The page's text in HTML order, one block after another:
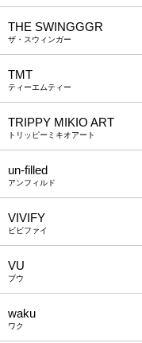
THE SWINGGGR
ザ・スウィンガー
TMT
ティーエムティー
TRIPPY MIKIO ART
トリッピーミキオアート
un-filled
アンフィルド
VIVIFY
ビビファイ
VU
ブウ
waku
ワク